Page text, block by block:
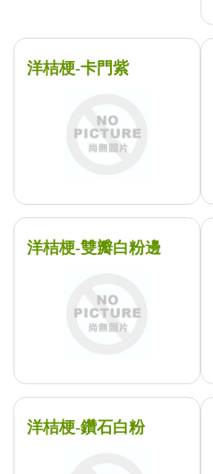
洋桔梗-卡門紫
洋桔梗-雙瓣白粉邊
洋桔梗-鑽石白粉